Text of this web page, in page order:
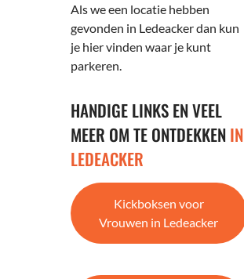
Als we een locatie hebben
gevonden in Ledeacker dan kun
je hier vinden waar je kunt
parkeren.
HANDIGE LINKS EN VEEL
MEER OM TE ONTDEKKENIN
LEDEACKER
Kickboksen voor
Vrouwen in Ledeacker